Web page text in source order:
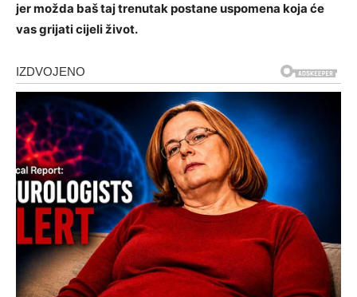
jer možda baš taj trenutak postane uspomena koja će
vas grijati cijeli život.